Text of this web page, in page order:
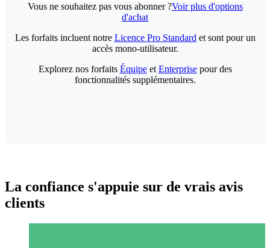
Vous ne souhaitez pas vous abonner ?Voir plus d'options
d'achat
Les forfaits incluent notre Licence Pro Standard et sont pour un
accès mono-utilisateur.
Explorez nos forfaits Équipeet Enterprisepour des
fonctionnalités supplémentaires.
La confiance s'appuie sur de vrais avis
clients